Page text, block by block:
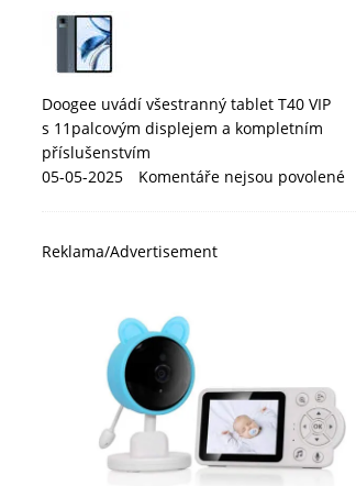
Doogee uvádí všestranný tablet T40 VIP
s 11palcovým displejem a kompletním
příslušenstvím
05-05-2025
Komentáře nejsou povolené
Reklama/Advertisement